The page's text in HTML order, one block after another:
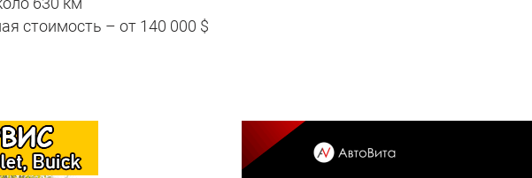
стоимость – от 140 000 $